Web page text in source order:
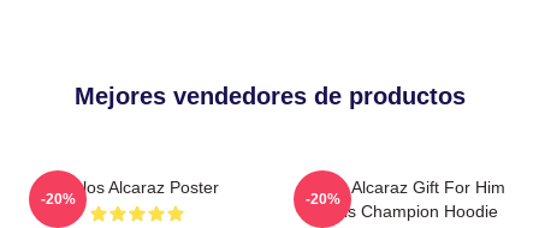
Mejores vendedores de productos
Carlos Alcaraz Poster
-20%
Carlos Alcaraz Gift For Him
Tennis Champion Hoodie
-20%